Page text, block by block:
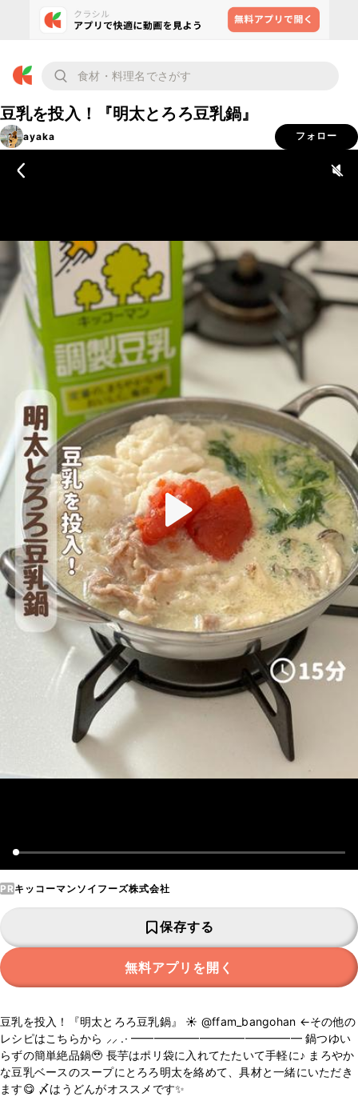
豆乳を投入！『明太とろろ豆乳鍋』
ayaka フォロー
PRキッコーマンソイフーズ株式会社
保存する
無料アプリを開く
豆乳を投入！『明太とろろ豆乳鍋』 ‪‪☀️ @ffam_bangohan ←その他の
レシピはこちらから ⸝⸝ .· ━━━━━━━━━━━━━━━ 鍋つゆい
らずの簡単絶品鍋🥹 長芋はポリ袋に入れてたたいて手軽に♪ まろやか
な豆乳ベースのスープにとろろ明太を絡めて、具材と一緒にいただき
ます😋 〆はうどんがオススメです✨